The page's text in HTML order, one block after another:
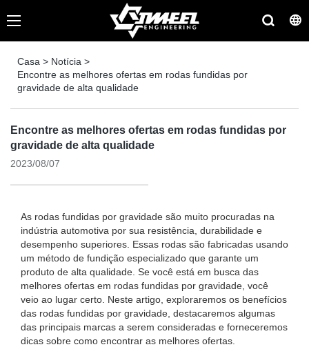
Casa > Notícia >
Encontre as melhores ofertas em rodas fundidas por
gravidade de alta qualidade
Encontre as melhores ofertas em rodas fundidas por
gravidade de alta qualidade
2023/08/07
As rodas fundidas por gravidade são muito procuradas na
indústria automotiva por sua resistência, durabilidade e
desempenho superiores. Essas rodas são fabricadas usando
um método de fundição especializado que garante um
produto de alta qualidade. Se você está em busca das
melhores ofertas em rodas fundidas por gravidade, você
veio ao lugar certo. Neste artigo, exploraremos os benefícios
das rodas fundidas por gravidade, destacaremos algumas
das principais marcas a serem consideradas e forneceremos
dicas sobre como encontrar as melhores ofertas.